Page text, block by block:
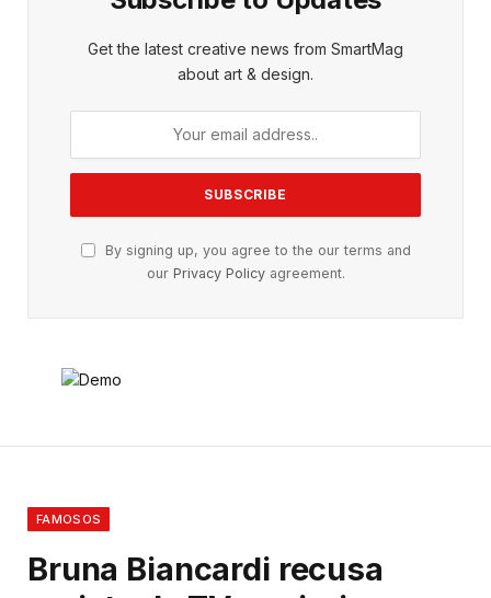
Get the latest creative news from SmartMag
about art & design.
By signing up, you agree to the our terms and
our Privacy Policyagreement.
FAMOSOS
Bruna Biancardi recusa